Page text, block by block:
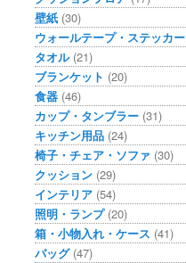
壁紙 (30)
ウォールテープ・ステッカー
タオル(21)
ブランケット (20)
食器 (46)
カップ・タンブラー (31)
キッチン用品 (24)
椅子・チェア・ソファ (30)
クッション (29)
インテリア (54)
照明・ランプ(20)
箱・小物入れ・ケース (41)
バッグ(47)